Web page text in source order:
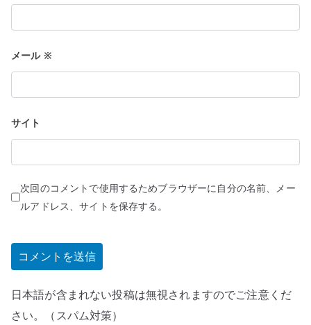
メール ※
サイト
次回のコメントで使用するためブラウザーに自分の名前、メー
ルアドレス、サイトを保存する。
日本語が含まれない投稿は無視されますのでご注意くだ
さい。（スパム対策）